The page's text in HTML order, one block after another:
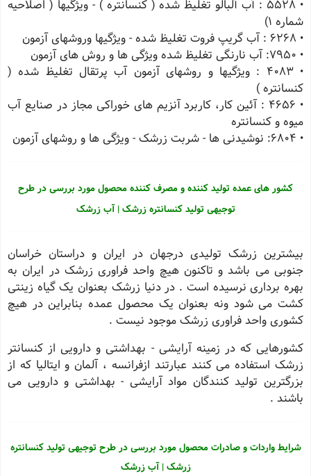
• 5528 : آب آلبالو تغلیظ شده ( کنسانتره ) - ویژگیها ( اصلاحیه
شماره 1)
• 6268 : آب گریپ فروت تغلیظ شده - ویژگیها وروشهای آزمون
• 7950: آب نارنگی تغلیظ شده ویژگی ها و روش های آزمون
• 4083 : ویژگیها و روشهای آزمون آب پرتقال تغلیظ شده (
کنسانتره )
• 4656 : آئین کار، کاربرد آنزیم های خوراکی مجاز در صنایع آب
میوه و کنسانتره
• 6804: نوشیدنی ها - شربت زرشک - ویژگی ها و روشهای آزمون
کشور های عمده تولید کننده و مصرف کننده محصول مورد بررسی در طرح
توجیهی تولید کنسانتره زرشک | آب زرشک
بیشترین زرشک تولیدی درجهان در ایران و دراستان خراسان
جنوبی می باشد و تاکنون هیچ واحد فراوری زرشک در ایران به
بهره برداری نرسیده است . در دنیا زرشک بعنوان یک گیاه زینتی
کشت می شود ونه بعنوان یک محصول عمده بنابراین در هیچ
کشوری واحد فراوری زرشک موجود نیست .
کشورهایی که در زمینه آرایشی - بهداشتی و دارویی از کنسانتر
زرشک استفاده می کنند عبارتند ازفرانسه ، آلمان و ایتالیا که از
بزرگترین تولید کنندگان مواد آرایشی - بهداشتی و دارویی می
باشند .
شرایط واردات و صادرات محصول مورد بررسی در طرح توجیهی تولید کنسانتره
زرشک | آب زرشک